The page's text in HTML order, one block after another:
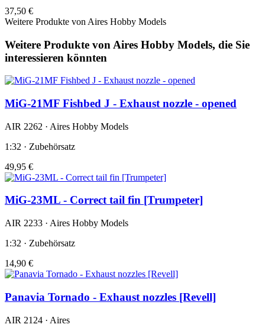
37,50 €
Weitere Produkte von Aires Hobby Models
Weitere Produkte von Aires Hobby Models, die Sie
interessieren könnten
MiG-21MF Fishbed J - Exhaust nozzle - opened
AIR 2262 · Aires Hobby Models
1:32 · Zubehörsatz
49,95 €
MiG-23ML - Correct tail fin [Trumpeter]
AIR 2233 · Aires Hobby Models
1:32 · Zubehörsatz
14,90 €
Panavia Tornado - Exhaust nozzles [Revell]
AIR 2124 · Aires